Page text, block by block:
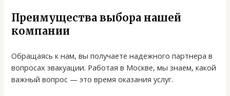
Преимущества выбора нашей
компании
Обращаясь к нам, вы получаете надежного партнера в
вопросах эвакуации. Работая в Москве, мы знаем, какой
важный вопрос — это время оказания услуг.